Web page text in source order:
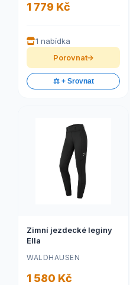
1 779 Kč
1 nabídka
Porovnat
⚖️ + Srovnat
Zimní jezdecké leginy
Ella
WALDHAUSEN
1 580 Kč